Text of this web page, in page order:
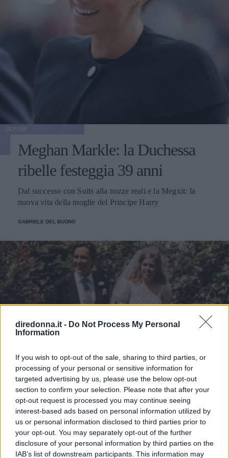
diredonna.it - Do Not Process My Personal
Information
If you wish to opt-out of the sale, sharing to third parties, or
processing of your personal or sensitive information for
targeted advertising by us, please use the below opt-out
section to confirm your selection. Please note that after your
opt-out request is processed you may continue seeing
interest-based ads based on personal information utilized by
us or personal information disclosed to third parties prior to
your opt-out. You may separately opt-out of the further
disclosure of your personal information by third parties on the
IAB’s list of downstream participants. This information may
Meghan Markle: la Duchessa
ribelle festeggia 39 anni
Dal successo con Suits alla nozze reali e la Megxit: la
nuova vita della moglie del Principe Harry
GABRIELE DEL BUONO